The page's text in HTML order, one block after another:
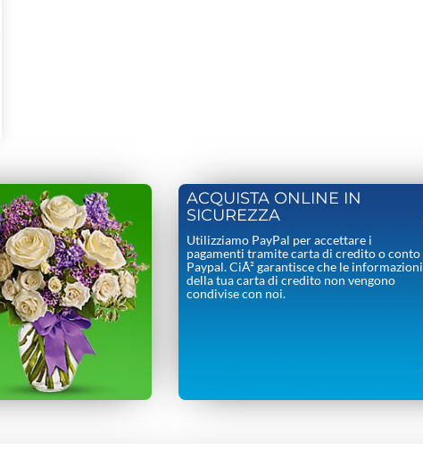
ACQUISTA ONLINE IN
SICUREZZA
Utilizziamo PayPal per accettare i
pagamenti tramite carta di credito o conto
Paypal. CiÃ² garantisce che le informazioni
della tua carta di credito non vengono
condivise con noi.